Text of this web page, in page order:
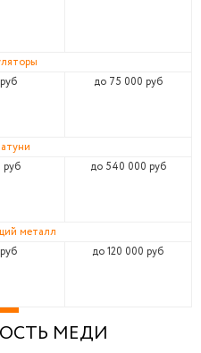
до 75 000 руб
руб до 540 000 руб
металл
до 120 000 руб
МЕДИ